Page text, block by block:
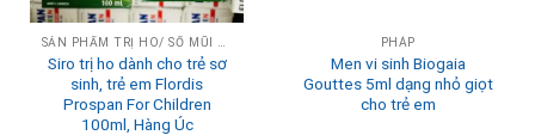
Siro trị ho dành cho trẻ sơ
sinh, trẻ em Flordis
Prospan For Children
100ml, Hàng Úc
PHÁP
Men vi sinh Biogaia
Gouttes 5ml dạng nhỏ giọt
cho trẻ em